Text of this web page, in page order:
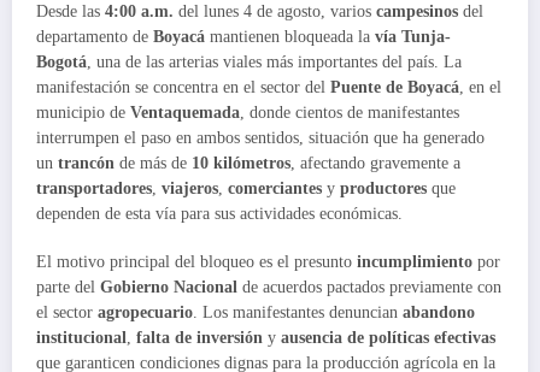
Desde las 4:00 a.m. del lunes 4 de agosto, varios campesinos del
departamento de Boyacá mantienen bloqueada la vía Tunja-
Bogotá, una de las arterias viales más importantes del país. La
manifestación se concentra en el sector del Puente de Boyacá, en el
municipio de Ventaquemada, donde cientos de manifestantes
interrumpen el paso en ambos sentidos, situación que ha generado
un trancón de más de 10 kilómetros, afectando gravemente a
transportadores, viajeros, comerciantes y productores que
dependen de esta vía para sus actividades económicas.
El motivo principal del bloqueo es el presunto incumplimiento por
parte del Gobierno Nacional de acuerdos pactados previamente con
el sector agropecuario. Los manifestantes denuncian abandono
institucional, falta de inversión y ausencia de políticas efectivas
que garanticen condiciones dignas para la producción agrícola en la